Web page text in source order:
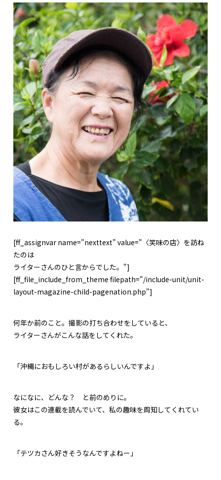
[ff_assignvar name="nexttext" value="〈笑味の店〉を訪ね
たのは
ライターさんのひと言からでした。"]
[ff_file_include_from_theme filepath="/include-unit/unit-
layout-magazine-child-pagenation.php"]
何年か前のこと。撮影の打ち合わせをしていると、
ライターさんがこんな話をしてくれた。
「沖縄におもしろい村があるらしいんですよ」
なになに、どんな？ と前のめりに。
彼女はこの連載を読んでいて、私の趣味を周知してくれてい
る。
「テツカさん好きそうなんですよねー」